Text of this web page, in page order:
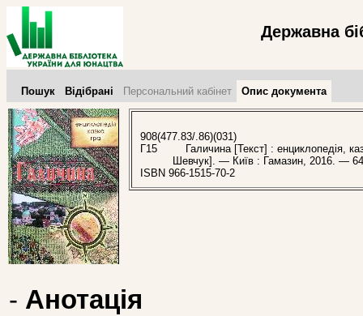
Державна
Пошук Відібрані Персональний кабінет Опис документа
908(477.83/.86)(031)
Г15
Галичина [Текст] : енциклопедія,
Шевчук]. — Київ : Гамазин, 2016. —
ISBN 966-1515-70-2
- Анотація